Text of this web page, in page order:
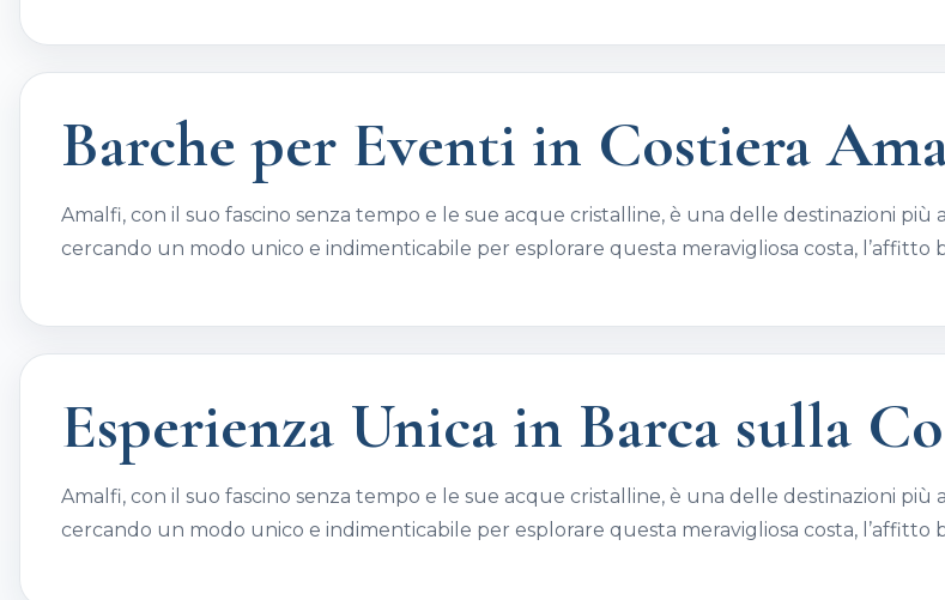
Barche per Eventi in Costiera
Amalfi, con il suo fascino senza tempo e le sue acque cristalline, è una delle destinazioni più
cercando un modo unico e indimenticabile per esplorare questa meravigliosa costa, l’affitto
Esperienza Unica in Barca sulla
Amalfi, con il suo fascino senza tempo e le sue acque cristalline, è una delle destinazioni più
cercando un modo unico e indimenticabile per esplorare questa meravigliosa costa, l’affitto